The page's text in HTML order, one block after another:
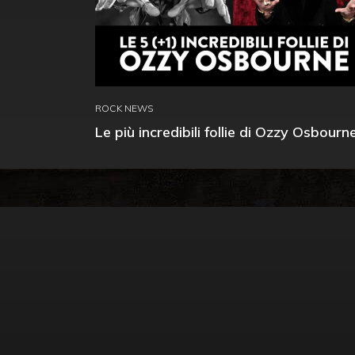
ROCK NEWS
Le più incredibili follie di Ozzy